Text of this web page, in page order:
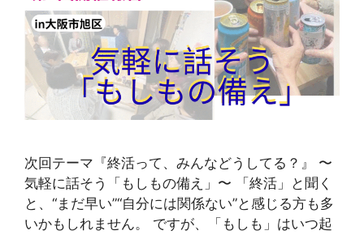
次回テーマ『終活って、みんなどうしてる？』 〜
気軽に話そう「もしもの備え」〜 「終活」と聞く
と、“まだ早い”“自分には関係ない”と感じる方も多
いかもしれません。 ですが、「もしも」はいつ起